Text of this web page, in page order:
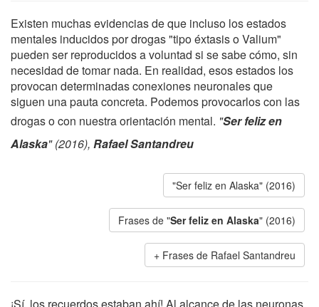
Existen muchas evidencias de que incluso los estados
mentales inducidos por drogas "tipo éxtasis o Valium"
pueden ser reproducidos a voluntad si se sabe cómo, sin
necesidad de tomar nada. En realidad, esos estados los
provocan determinadas conexiones neuronales que
siguen una pauta concreta. Podemos provocarlos con las
drogas o con nuestra orientación mental. "Ser feliz en
Alaska" (2016), Rafael Santandreu
"Ser feliz en Alaska" (2016)
Frases de "Ser feliz en Alaska" (2016)
Frases de Rafael Santandreu